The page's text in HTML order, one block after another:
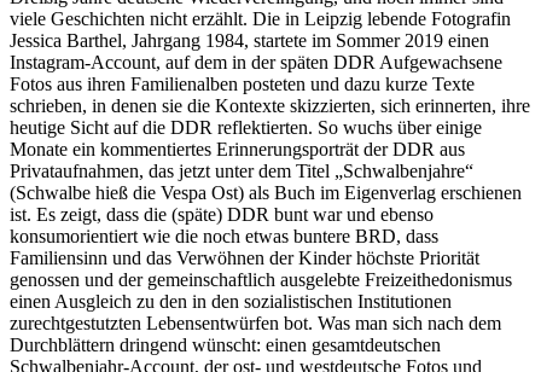
viele Geschichten nicht erzählt. Die in Leipzig lebende Fotografin
Jessica Barthel, Jahrgang 1984, startete im Sommer 2019 einen
Instagram-Account, auf dem in der späten DDR Aufgewachsene
Fotos aus ihren Familienalben posteten und dazu kurze Texte
schrieben, in denen sie die Kontexte skizzierten, sich erinnerten, ihre
heutige Sicht auf die DDR reflektierten. So wuchs über einige
Monate ein kommentiertes Erinnerungsporträt der DDR aus
Privataufnahmen, das jetzt unter dem Titel „Schwalbenjahre“
(Schwalbe hieß die Vespa Ost) als Buch im Eigenverlag erschienen
ist. Es zeigt, dass die (späte) DDR bunt war und ebenso
konsumorientiert wie die noch etwas buntere BRD, dass
Familiensinn und das Verwöhnen der Kinder höchste Priorität
genossen und der gemeinschaftlich ausgelebte Freizeithedonismus
einen Ausgleich zu den in den sozialistischen Institutionen
zurechtgestutzten Lebensentwürfen bot. Was man sich nach dem
Durchblättern dringend wünscht: einen gesamtdeutschen
Schwalbenjahr-Account, der ost- und westdeutsche Fotos und